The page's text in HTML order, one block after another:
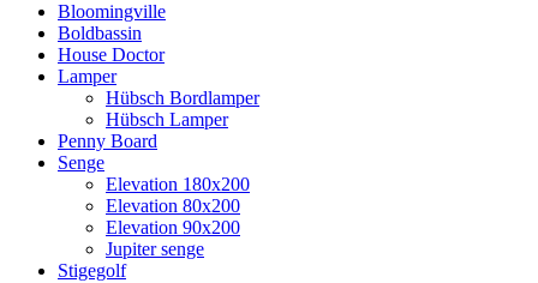
Bloomingville
Boldbassin
House Doctor
Lamper
Hübsch Bordlamper
Hübsch Lamper
Penny Board
Senge
Elevation 180x200
Elevation 80x200
Elevation 90x200
Jupiter senge
Stigegolf